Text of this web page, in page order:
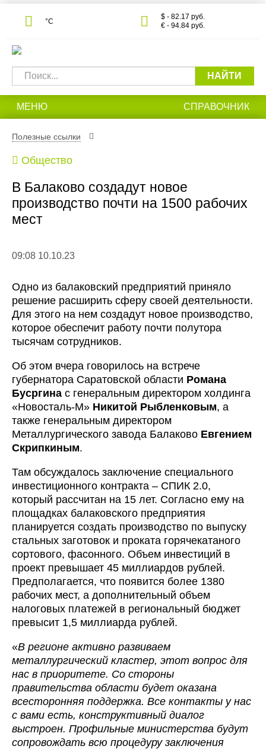
°С
$ - 82.17 руб.
€ - 94.84 руб.
НАЙТИ
МЕНЮ СПРАВОЧНИК
Полезные ссылки
Общество
В Балаково создадут новое
производство почти на 1500 рабочих
мест
09:08 10.10.23
Одно из балаковский предприятий приняло
решение расширить сферу своей деятельности.
Для этого на нем создадут новое производство,
которое обеспечит работу почти полутора
тысячам сотрудников.
Об этом вчера говорилось на встрече
губернатора Саратовской области Романа
Бусргина с генеральным директором холдинга
«Новосталь-М» Никитой Рыбленковым, а
также генеральным директором
Металлургического завода Балаково Евгением
Скрипкиным.
Там обсуждалось заключение специального
инвестиционного контракта – СПИК 2.0,
который рассчитан на 15 лет. Согласно ему на
площадках балаковского предприятия
планируется создать производство по выпуску
стальных заготовок и проката горячекатаного
сортового, фасонного. Объем инвестиций в
проект превышает 45 миллиардов рублей.
Предполагается, что появится более 1380
рабочих мест, а дополнительный объем
налоговых платежей в региональный бюджет
превысит 1,5 миллиарда рублей.
«В регионе активно развиваем
металлургический кластер, этот вопрос для
нас в приоритете. Со стороны
правительства области будет оказана
всесторонняя поддержка. Все контакты у нас
с вами есть, конструктивный диалог
выстроен. Профильные министерства будут
сопровождать всю процедуру заключения